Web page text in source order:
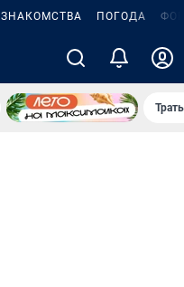
ЗНАКОМСТВА ПОГОДА